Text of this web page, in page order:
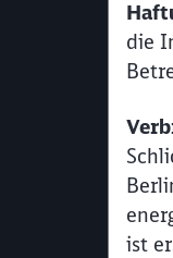
die
ist